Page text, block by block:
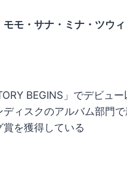
モ・サナ・ミナ・ツウ
BEGINS 」でデビュ
ィスクのアルバム部門
を獲得している